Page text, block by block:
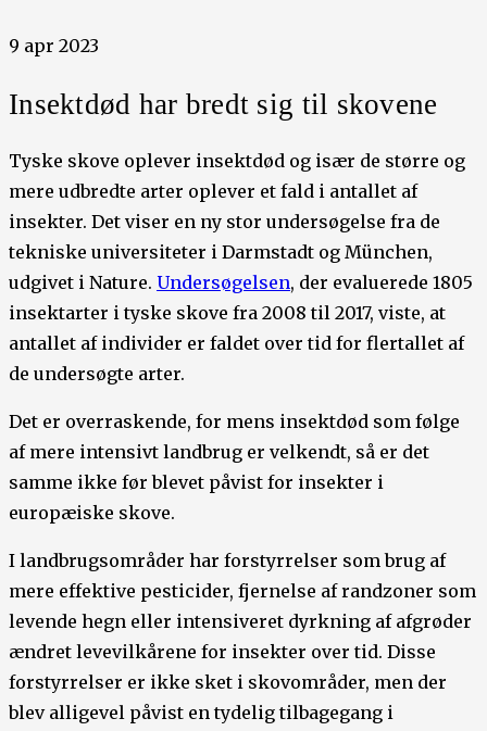
9 apr 2023
Insektdød har bredt sig til skovene
Tyske skove oplever insektdød og især de større og
mere udbredte arter oplever et fald i antallet af
insekter. Det viser en ny stor undersøgelse fra de
tekniske universiteter i Darmstadt og München,
udgivet i Nature. Undersøgelsen, der evaluerede 1805
insektarter i tyske skove fra 2008 til 2017, viste, at
antallet af individer er faldet over tid for flertallet af
de undersøgte arter.
Det er overraskende, for mens insektdød som følge
af mere intensivt landbrug er velkendt, så er det
samme ikke før blevet påvist for insekter i
europæiske skove.
I landbrugsområder har forstyrrelser som brug af
mere effektive pesticider, fjernelse af randzoner som
levende hegn eller intensiveret dyrkning af afgrøder
ændret levevilkårene for insekter over tid. Disse
forstyrrelser er ikke sket i skovområder, men der
blev alligevel påvist en tydelig tilbagegang i